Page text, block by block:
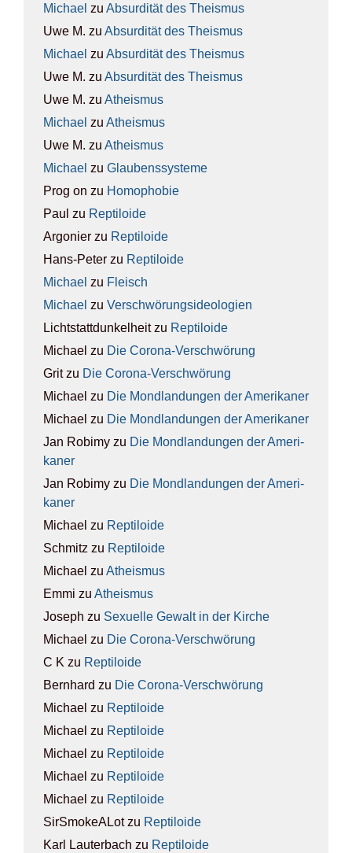
Michael zu Absur­di­tät des The­is­mus
Uwe M. zu Absur­di­tät des The­is­mus
Michael zu Absur­di­tät des The­is­mus
Uwe M. zu Absur­di­tät des The­is­mus
Uwe M. zu Athe­is­mus
Michael zu Athe­is­mus
Uwe M. zu Athe­is­mus
Michael zu Glau­bens­sys­te­me
Prog on zu Homo­pho­bie
Paul zu Rep­ti­lo­ide
Argonier zu Rep­ti­lo­ide
Hans-Peter zu Rep­ti­lo­ide
Michael zu Fleisch
Michael zu Ver­schwö­rungs­ideo­lo­gien
Lichtstattdunkelheitzu Rep­ti­lo­ide
Michael zu Die Coro­na-Ver­schwö­rung
Gritzu Die Coro­na-Ver­schwö­rung
Michael zu Die Mond­lan­dun­gen der Ame­ri­ka­ner
Michael zu Die Mond­lan­dun­gen der Ame­ri­ka­ner
Jan Robimy zu Die Mond­lan­dun­gen der Ame­ri­
ka­ner
Jan Robimy zu Die Mond­lan­dun­gen der Ame­ri­
ka­ner
Michael zu Rep­ti­lo­ide
Schmitz zu Rep­ti­lo­ide
Michael zu Athe­is­mus
Emmi zu Athe­is­mus
Joseph zu Sexu­el­le Gewalt in der Kir­che
Michael zu Die Coro­na-Ver­schwö­rung
C K zu Rep­ti­lo­ide
Bernhard zu Die Coro­na-Ver­schwö­rung
Michael zu Rep­ti­lo­ide
Michael zu Rep­ti­lo­ide
Michael zu Rep­ti­lo­ide
Michael zu Rep­ti­lo­ide
Michael zu Rep­ti­lo­ide
SirSmokeALotzu Rep­ti­lo­ide
Karl Lauterbach zu Rep­ti­lo­ide